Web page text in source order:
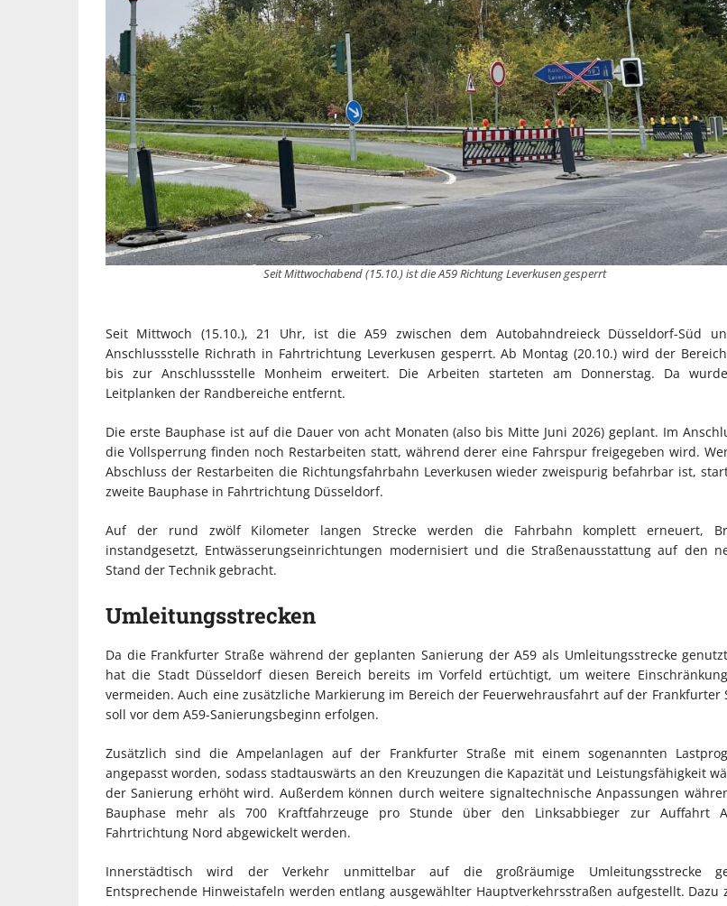
Seit Mittwochabend (15.10.) ist die A59 Richtung Leverkusen gesperrt
Seit Mittwoch (15.10.), 21 Uhr, ist die A59 zwischen dem Autobahndreieck Düsseldorf-Süd
Anschlussstelle Richrath in Fahrtrichtung Leverkusen gesperrt. Ab Montag (20.10.) wird der
bis zur Anschlussstelle Monheim erweitert. Die Arbeiten starteten am Donnerstag. Da
Leitplanken der Randbereiche entfernt.
Die erste Bauphase ist auf die Dauer von acht Monaten (also bis Mitte Juni 2026) geplant. Im
die Vollsperrung finden noch Restarbeiten statt, während derer eine Fahrspur freigegeben wird.
Abschluss der Restarbeiten die Richtungsfahrbahn Leverkusen wieder zweispurig befahrbar ist,
zweite Bauphase in Fahrtrichtung Düsseldorf.
Auf der rund zwölf Kilometer langen Strecke werden die Fahrbahn komplett erneuert,
instandgesetzt, Entwässerungseinrichtungen modernisiert und die Straßenausstattung auf den
Stand der Technik gebracht.
Umleitungsstrecken
Da die Frankfurter Straße während der geplanten Sanierung der A59 als Umleitungsstrecke
hat die Stadt Düsseldorf diesen Bereich bereits im Vorfeld ertüchtigt, um weitere
vermeiden. Auch eine zusätzliche Markierung im Bereich der Feuerwehrausfahrt auf der Frankfurter
soll vor dem A59-Sanierungsbeginn erfolgen.
Zusätzlich sind die Ampelanlagen auf der Frankfurter Straße mit einem sogenannten
angepasst worden, sodass stadtauswärts an den Kreuzungen die Kapazität und Leistungsfähigkeit
der Sanierung erhöht wird. Außerdem können durch weitere signaltechnische Anpassungen
Bauphase mehr als 700 Kraftfahrzeuge pro Stunde über den Linksabbieger zur Auffahrt
Fahrtrichtung Nord abgewickelt werden.
Innerstädtisch wird der Verkehr unmittelbar auf die großräumige Umleitungsstrecke
Entsprechende Hinweistafeln werden entlang ausgewählter Hauptverkehrsstraßen aufgestellt. Dazu